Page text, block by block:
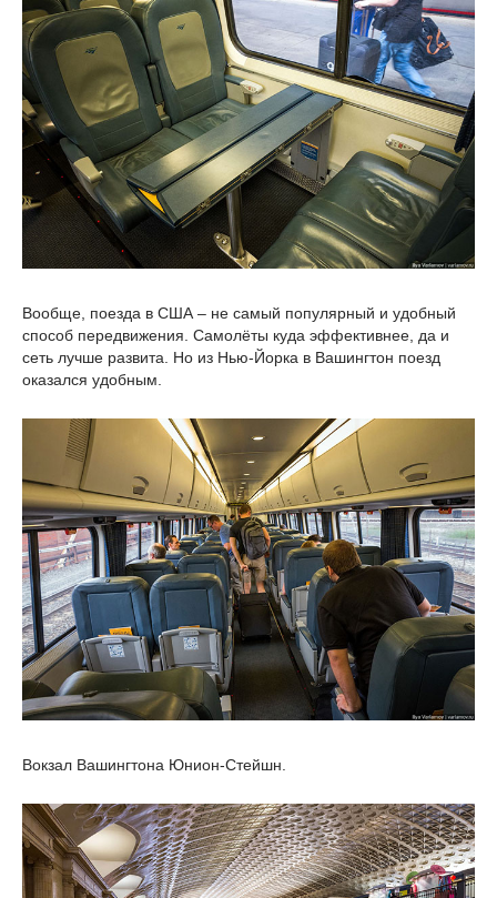
Вообще, поезда в США – не самый популярный и удобный
способ передвижения. Самолёты куда эффективнее, да и
сеть лучше развита. Но из Нью-Йорка в Вашингтон поезд
оказался удобным.
Вокзал Вашингтона Юнион-Стейшн.